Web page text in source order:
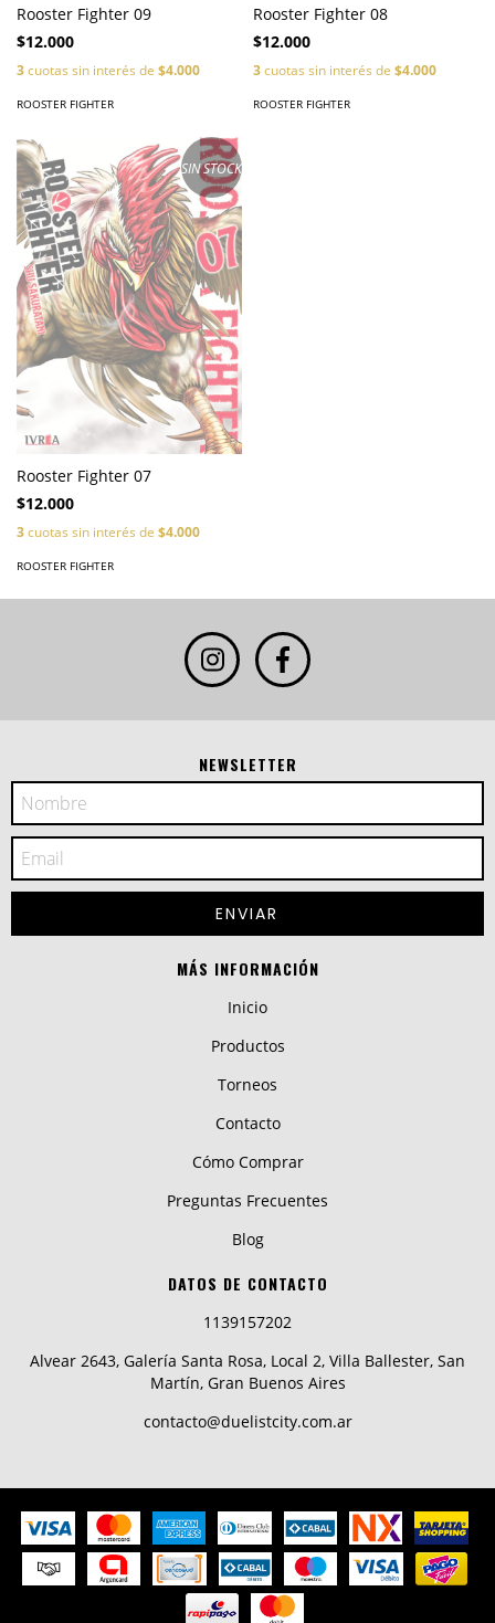
Rooster Fighter 09
$12.000
3cuotas sin interés de $4.000
ROOSTER FIGHTER
Rooster Fighter 08
$12.000
3cuotas sin interés de $4.000
ROOSTER FIGHTER
SIN STOCK
Rooster Fighter 07
$12.000
3cuotas sin interés de $4.000
ROOSTER FIGHTER
NEWSLETTER
MÁS INFORMACIÓN
Inicio
Productos
Torneos
Contacto
Cómo Comprar
Preguntas Frecuentes
Blog
DATOS DE CONTACTO
1139157202
Alvear 2643, Galería Santa Rosa, Local 2, Villa Ballester, San
Martín, Gran Buenos Aires
contacto@duelistcity.com.ar